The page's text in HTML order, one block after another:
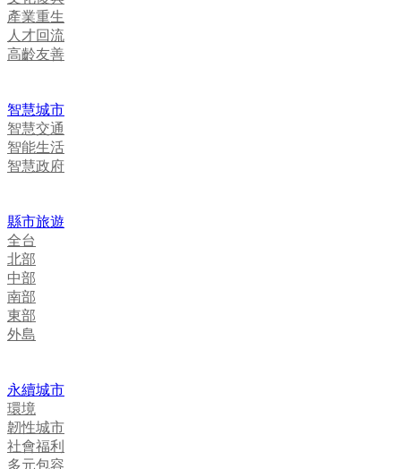
產業重生
人才回流
高齡友善
智慧城市
智慧交通
智能生活
智慧政府
縣市旅遊
全台
北部
中部
南部
東部
外島
永續城市
環境
韌性城市
社會福利
多元包容